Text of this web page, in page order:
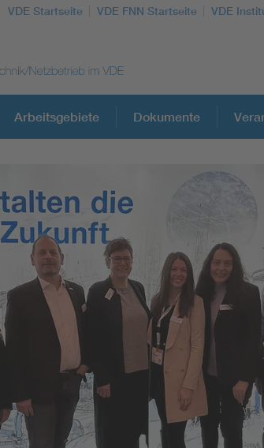
VDE Startseite VDE FNN Startseite VDE
Weitere Themen
Digitalisierung und
Versorgungsqualität
Innovative
Umwelt- und
Arbeitsgebiete Dokumente